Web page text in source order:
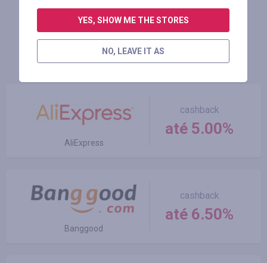
MAIS NOTÍCIAS
Melhores lojas
AliExpress
cashback
até 5.00%
Banggood
cashback
até 6.50%
YES, SHOW ME THE STORES
NO, LEAVE IT AS